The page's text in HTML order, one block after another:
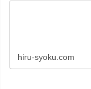
hiru-syoku.com